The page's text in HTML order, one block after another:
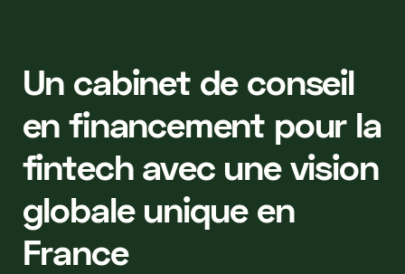
Un cabinet de conseil
en financement pour la
fintech avec une vision
globale unique en
France